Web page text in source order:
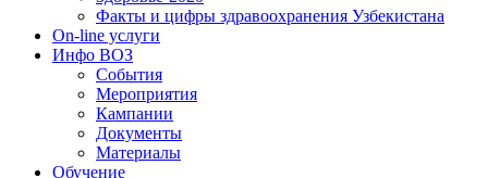
Факты и цифры здравоохранения Узбекистана
On-line услуги
Инфо ВОЗ
События
Мероприятия
Кампании
Документы
Материалы
Обучение